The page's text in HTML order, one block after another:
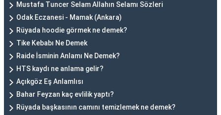
Mustafa Tuncer Selam Allahın Selamı Sözleri
Odak Eczanesi - Mamak (Ankara)
Rüyada hoodie görmek ne demek?
Tike Kebabı Ne Demek
Raide İsminin Anlamı Ne Demek?
HTS kaydı ne anlama gelir?
Açıkgöz Eş Anlamlısı
Bahar Feyzan kaç evlilik yaptı?
Rüyada başkasının camını temizlemek ne demek?